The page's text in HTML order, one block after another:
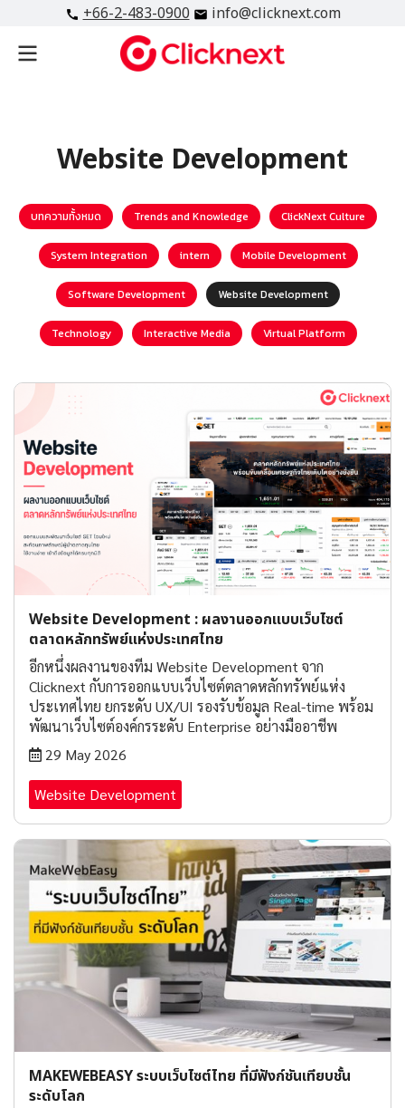
+66-2-483-0900 info@clicknext.com
Website Development
บทความทั้งหมด Trends and Knowledge ClickNext Culture
System Integration intern Mobile Development
Software Development Website Development
Technology Interactive Media Virtual Platform
Website Development : ผลงานออกแบบเว็บไซต์
ตลาดหลักทรัพย์แห่งประเทศไทย
อีกหนึ่งผลงานของทีม Website Development จาก
Clicknext กับการออกแบบเว็บไซต์ตลาดหลักทรัพย์แห่ง
ประเทศไทย ยกระดับ UX/UI รองรับข้อมูล Real-time พร้อม
พัฒนาเว็บไซต์องค์กรระดับ Enterprise อย่างมืออาชีพ
29 May 2026
Website Development
MAKEWEBEASY ระบบเว็บไซต์ไทย ที่มีฟังก์ชันเทียบชั้น
ระดับโลก